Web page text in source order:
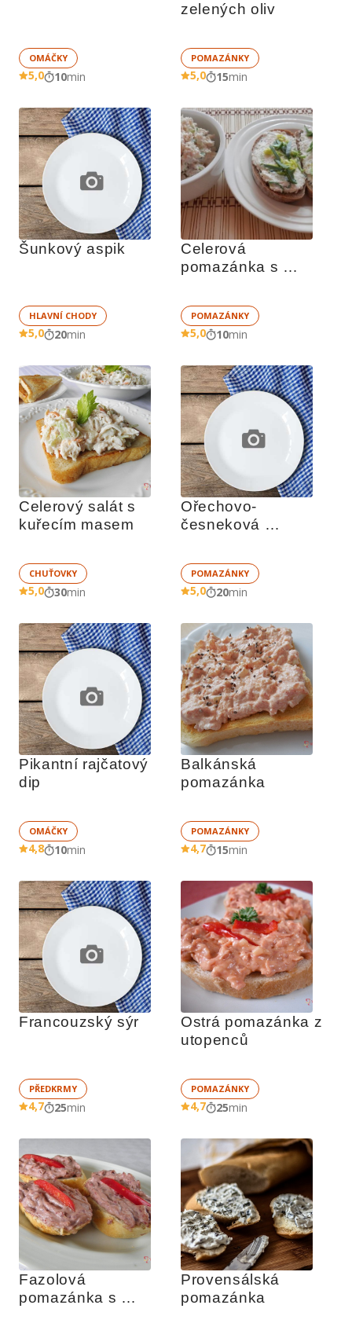
OMÁČKY
5,0 10min
zelených oliv
POMAZÁNKY
5,0 15min
Šunkový aspik
HLAVNÍ CHODY
5,0 20min
Celerová
pomazánka s
máslem
POMAZÁNKY
5,0 10min
Celerový salát s
kuřecím masem
CHUŤOVKY
5,0 30min
Ořechovo-
česneková
POMAZÁNKY
5,0 20min
Pikantní rajčatový
dip
OMÁČKY
4,8 10min
Balkánská
pomazánka
POMAZÁNKY
4,7 15min
Francouzský sýr
PŘEDKRMY
4,7 25min
Ostrá pomazánka z
utopenců
POMAZÁNKY
4,7 25min
Fazolová
pomazánka s
Provensálská
pomazánka